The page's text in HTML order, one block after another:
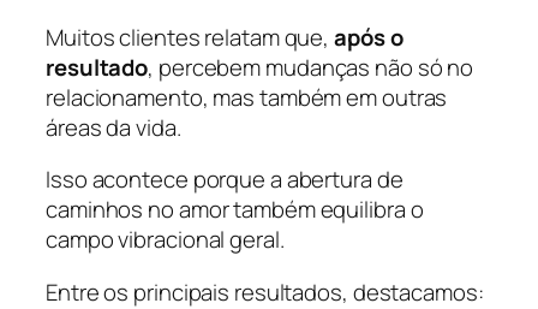
Muitos clientes relatam que,após o
resultado, percebem mudanças não só no
relacionamento, mas também em outras
áreas da vida.
Isso acontece porque a abertura de
caminhos no amor também equilibra o
campo vibracional geral.
Entre os principais resultados, destacamos: